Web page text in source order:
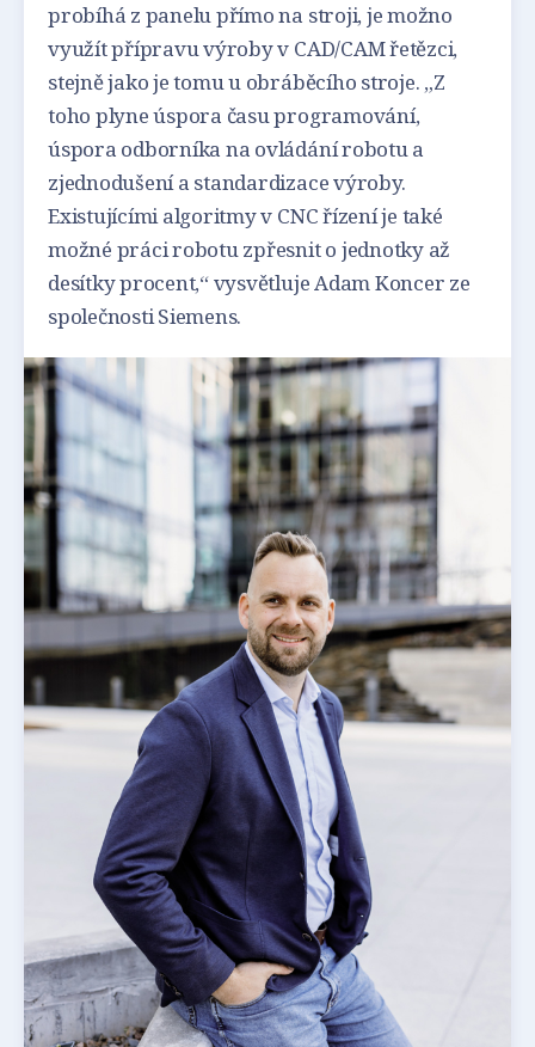
probíhá z panelu přímo na stroji, je možno
využít přípravu výroby v CAD/CAM řetězci,
stejně jako je tomu u obráběcího stroje. „Z
toho plyne úspora času programování,
úspora odborníka na ovládání robotu a
zjednodušení a standardizace výroby.
Existujícími algoritmy v CNC řízení je také
možné práci robotu zpřesnit o jednotky až
desítky procent,“ vysvětluje Adam Koncer ze
společnosti Siemens.